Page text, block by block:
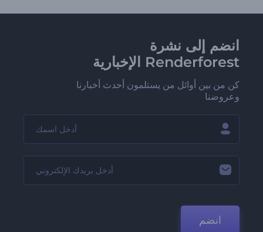
انضم إلى نشرة
Renderforest الإخبارية
كن من بين أوائل من يستلمون أحدث أخبارنا
وعروضنا
انضم